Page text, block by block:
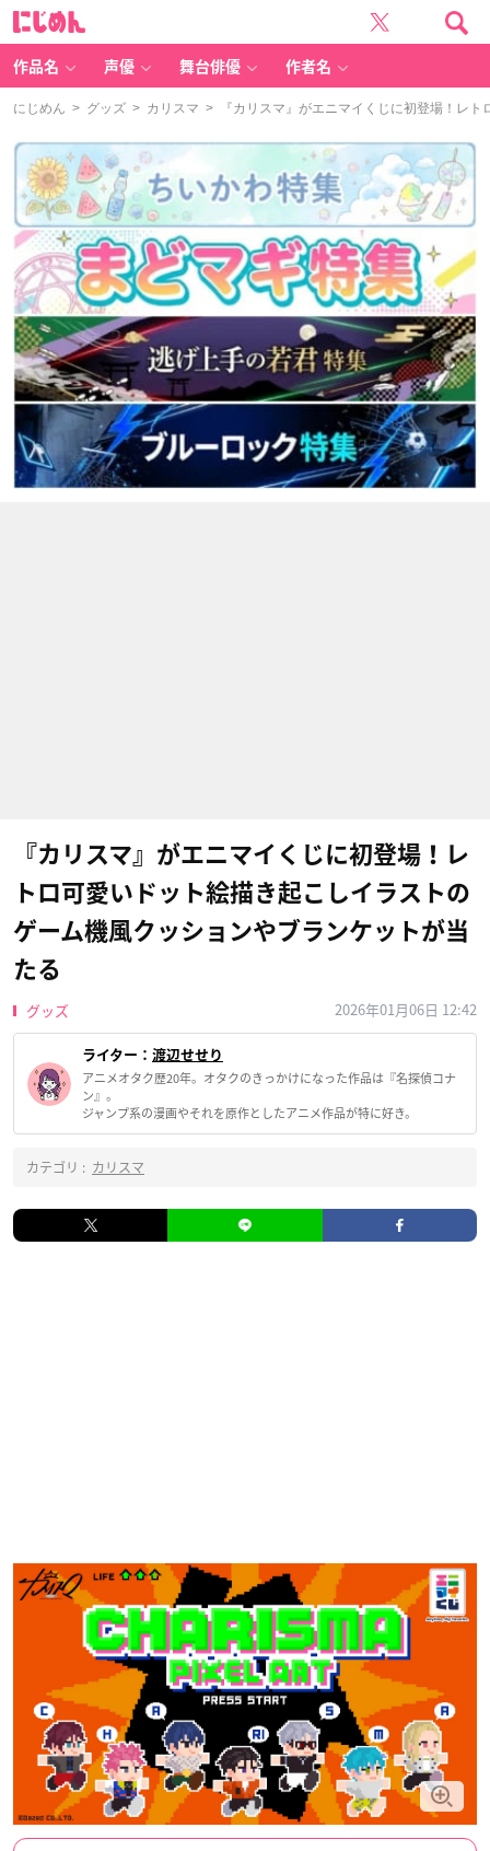
作品名 声優 舞台俳優 作者名
にじめん > グッズ > カリスマ > 『カリスマ』がエニマイくじに初登場！レト
『カリスマ』がエニマイくじに初登場！レ
トロ可愛いドット絵描き起こしイラストの
ゲーム機風クッションやブランケットが当
たる
グッズ 2026年01月06日 12:42
ライター： 渡辺せせり
アニメオタク歴20年。オタクのきっかけになった作品は『名探偵コナ
ン』。
ジャンプ系の漫画やそれを原作としたアニメ作品が特に好き。
カテゴリ : カリスマ